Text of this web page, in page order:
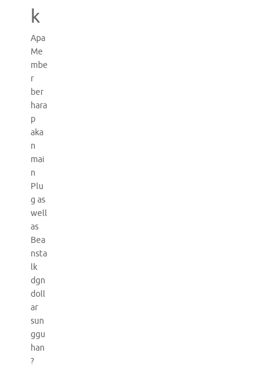
k
Apa
Me
mbe
r
ber
hara
p
aka
n
mai
n
Plu
g as
well
as
Bea
nsta
lk
dgn
doll
ar
sun
ggu
han
?